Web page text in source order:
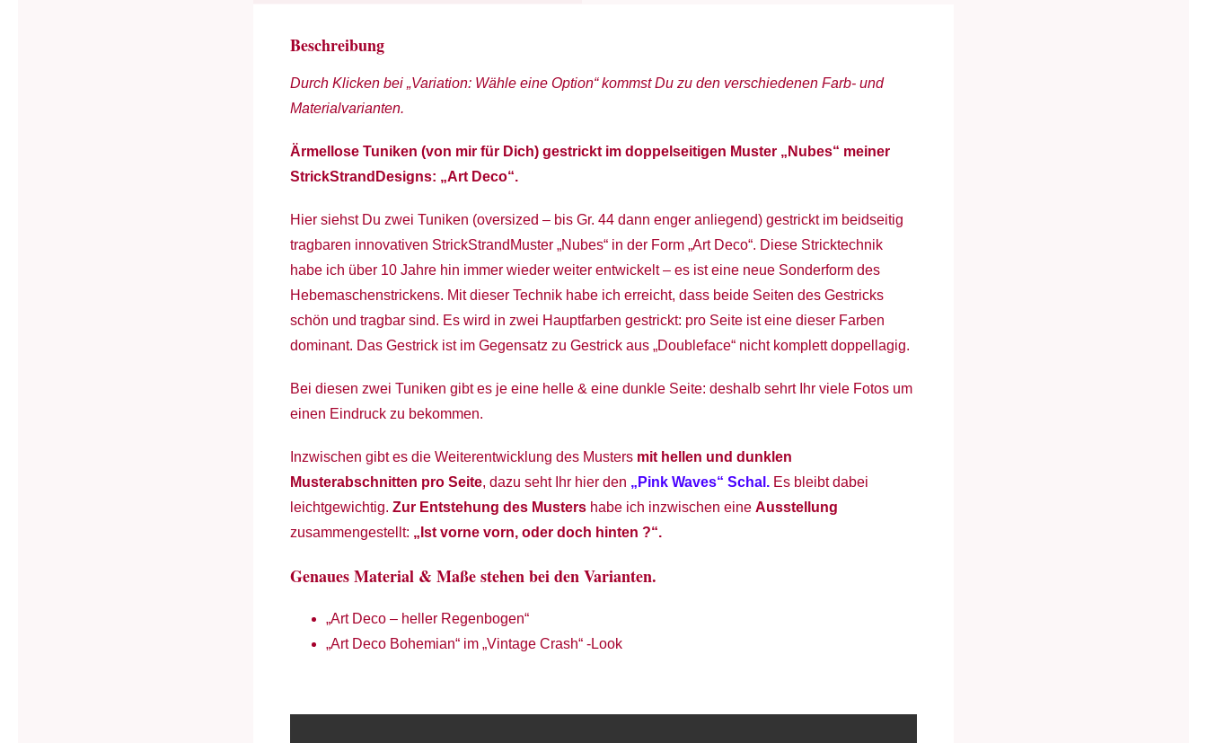
Beschreibung
Durch Klicken bei „Variation: Wähle eine Option“ kommst Du zu den verschiedenen Farb- und
Materialvarianten.
Ärmellose Tuniken (von mir für Dich) gestrickt im doppelseitigen Muster „Nubes“ meiner
StrickStrandDesigns: „Art Deco“.
Hier siehst Du zwei Tuniken (oversized – bis Gr. 44 dann enger anliegend) gestrickt im beidseitig
tragbaren innovativen StrickStrandMuster „Nubes“ in der Form „Art Deco“. Diese Stricktechnik
habe ich über 10 Jahre hin immer wieder weiter entwickelt – es ist eine neue Sonderform des
Hebemaschenstrickens. Mit dieser Technik habe ich erreicht, dass beide Seiten des Gestricks
schön und tragbar sind. Es wird in zwei Hauptfarben gestrickt: pro Seite ist eine dieser Farben
dominant. Das Gestrick ist im Gegensatz zu Gestrick aus „Doubleface“ nicht komplett doppellagig.
Bei diesen zwei Tuniken gibt es je eine helle & eine dunkle Seite: deshalb sehrt Ihr viele Fotos um
einen Eindruck zu bekommen.
Inzwischen gibt es die Weiterentwicklung des Musters mit hellen und dunklen
Musterabschnitten pro Seite, dazu seht Ihr hier den „Pink Waves“ Schal. Es bleibt dabei
leichtgewichtig.Zur Entstehung des Musters habe ich inzwischen eineAusstellung
zusammengestellt: „Ist vorne vorn, oder doch hinten ?“.
Genaues Material & Maße stehen bei den Varianten.
„Art Deco – heller Regenbogen“
„Art Deco Bohemian“ im „Vintage Crash“ -Look